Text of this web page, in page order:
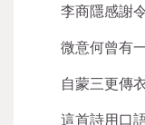
李商隱感謝
微意何曾有
自蒙三更傳
這首詩用口